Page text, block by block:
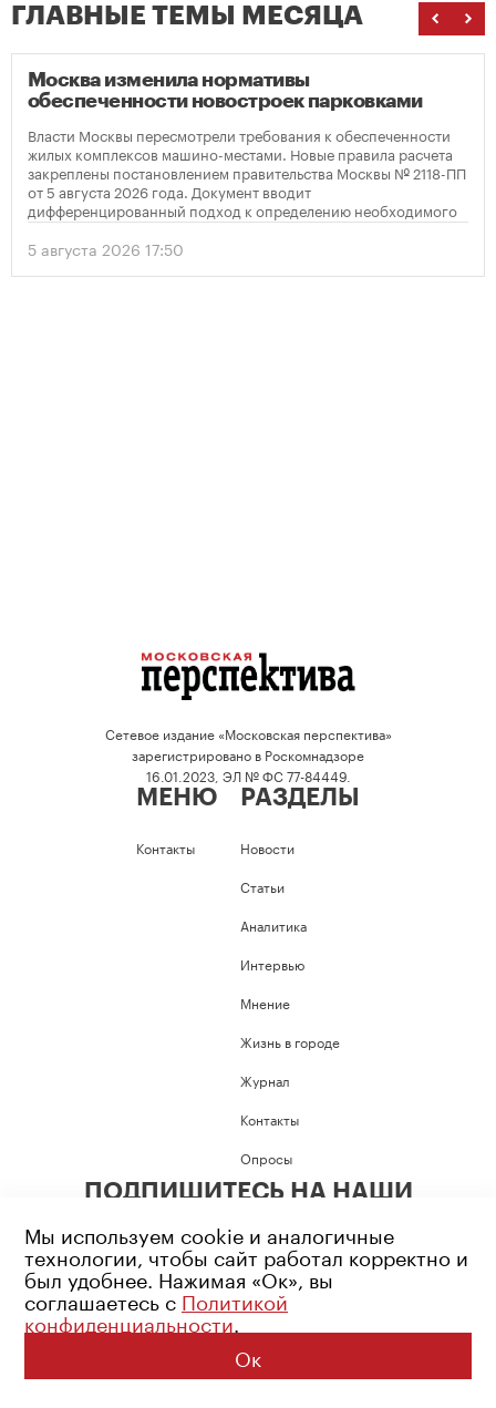
ГЛАВНЫЕ ТЕМЫ МЕСЯЦА
Москва изменила нормативы
обеспеченности новостроек парковками
Власти Москвы пересмотрели требования к обеспеченности
жилых комплексов машино-местами. Новые правила расчета
закреплены постановлением правительства Москвы № 2118-ПП
от 5 августа 2026 года. Документ вводит
дифференцированный подход к определению необходимого
количества парковок в зависимости от площади квартир и
устанавливает переходный период для уже согласованных
проектов.
5 августа 2026 17:50
Сетевое издание «Московская перспектива»
зарегистрировано в Роскомнадзоре
16.01.2023, ЭЛ № ФС 77-84449.
МЕНЮ
Контакты
РАЗДЕЛЫ
Новости
Статьи
Аналитика
Интервью
Мнение
Жизнь в городе
Журнал
Контакты
Опросы
ПОДПИШИТЕСЬ НА НАШИ
Возрастное ограничение: 16+
Политика конфиденциальности
© 2026 Все права защищены
Мы используем cookie и аналогичные
технологии, чтобы сайт работал корректно и
был удобнее. Нажимая «Ок», вы
соглашаетесь с Политикой
конфиденциальности.
Ок